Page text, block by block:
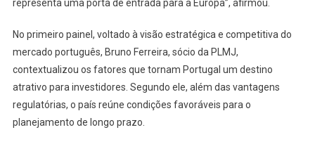
representa uma porta de entrada para a Europa”, afirmou.
No primeiro painel, voltado à visão estratégica e competitiva do
mercado português, Bruno Ferreira, sócio da PLMJ,
contextualizou os fatores que tornam Portugal um destino
atrativo para investidores. Segundo ele, além das vantagens
regulatórias, o país reúne condições favoráveis para o
planejamento de longo prazo.